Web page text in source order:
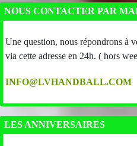
NOUS CONTACTER PAR
Une question, nous répondrons à
via cette adresse en 24h. ( hors
INFO@LVHANDBALL.COM
LES ANNIVERSAIRES